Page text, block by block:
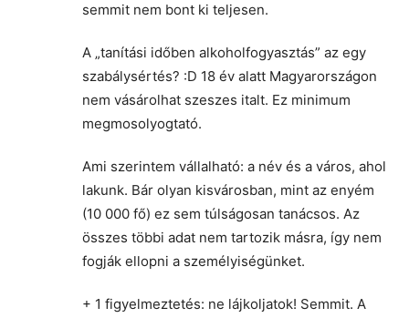
semmit nem bont ki teljesen.
A „tanítási időben alkoholfogyasztás” az egy
szabálysértés? :D 18 év alatt Magyarországon
nem vásárolhat szeszes italt. Ez minimum
megmosolyogtató.
Ami szerintem vállalható: a név és a város, ahol
lakunk. Bár olyan kisvárosban, mint az enyém
(10 000 fő) ez sem túlságosan tanácsos. Az
összes többi adat nem tartozik másra, így nem
fogják ellopni a személyiségünket.
+ 1 figyelmeztetés: ne lájkoljatok! Semmit. A